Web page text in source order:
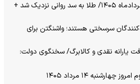
قیمت طلا امروز ۱۵ مردادماه ۱۴۰۵/ طلا به سد روانی نزدیک شد +
سرسختی هستند؛ واشنگتن برای
یارانه نقدی و کالابرگ/ سخنگوی دولت:
۱۴ مرداد ۱۴۰۵